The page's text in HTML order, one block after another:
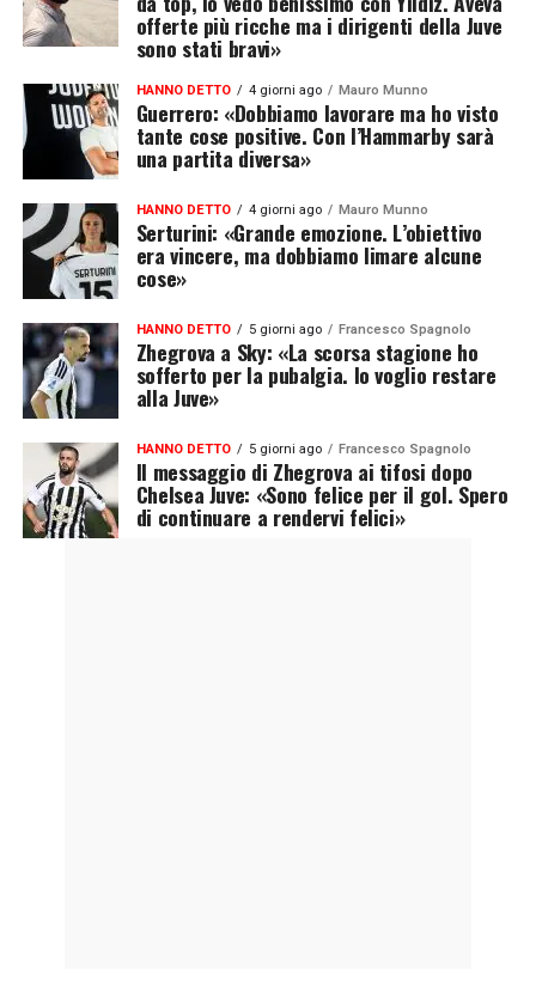
offerte più ricche ma i dirigenti della Juve
sono stati bravi»
HANNO DETTO 4 giorni ago Mauro Munno
Guerrero: «Dobbiamo lavorare ma ho visto
tante cose positive. Con l’Hammarby sarà
una partita diversa»
HANNO DETTO 4 giorni ago Mauro Munno
Serturini: «Grande emozione. L’obiettivo
era vincere, ma dobbiamo limare alcune
cose»
HANNO DETTO 5 giorni ago Francesco Spagnolo
Zhegrova a Sky: «La scorsa stagione ho
sofferto per la pubalgia. Io voglio restare
alla Juve»
HANNO DETTO 5 giorni ago Francesco Spagnolo
Il messaggio di Zhegrova ai tifosi dopo
Chelsea Juve: «Sono felice per il gol. Spero
di continuare a rendervi felici»